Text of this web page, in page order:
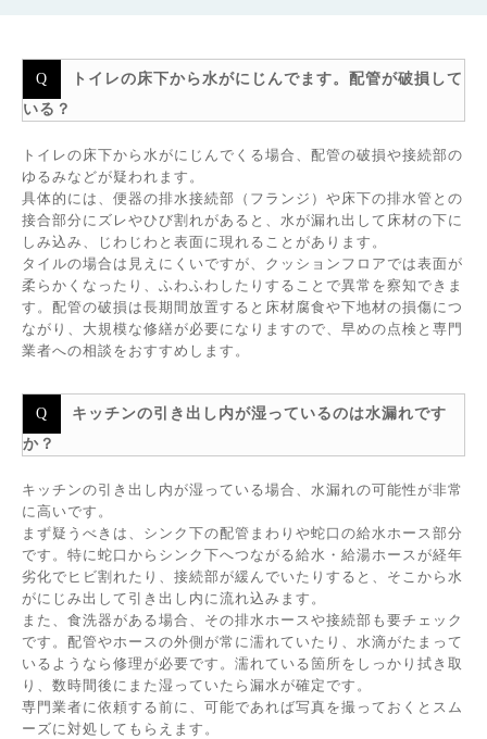
トイレの床下から水がにじんでます。配管が破損して
いる？
トイレの床下から水がにじんでくる場合、配管の破損や接続部の
ゆるみなどが疑われます。
具体的には、便器の排水接続部（フランジ）や床下の排水管との
接合部分にズレやひび割れがあると、水が漏れ出して床材の下に
しみ込み、じわじわと表面に現れることがあります。
タイルの場合は見えにくいですが、クッションフロアでは表面が
柔らかくなったり、ふわふわしたりすることで異常を察知できま
す。配管の破損は長期間放置すると床材腐食や下地材の損傷につ
ながり、大規模な修繕が必要になりますので、早めの点検と専門
業者への相談をおすすめします。
キッチンの引き出し内が湿っているのは水漏れです
か？
キッチンの引き出し内が湿っている場合、水漏れの可能性が非常
に高いです。
まず疑うべきは、シンク下の配管まわりや蛇口の給水ホース部分
です。特に蛇口からシンク下へつながる給水・給湯ホースが経年
劣化でヒビ割れたり、接続部が緩んでいたりすると、そこから水
がにじみ出して引き出し内に流れ込みます。
また、食洗器がある場合、その排水ホースや接続部も要チェック
です。配管やホースの外側が常に濡れていたり、水滴がたまって
いるようなら修理が必要です。濡れている箇所をしっかり拭き取
り、数時間後にまた湿っていたら漏水が確定です。
専門業者に依頼する前に、可能であれば写真を撮っておくとスム
ーズに対処してもらえます。